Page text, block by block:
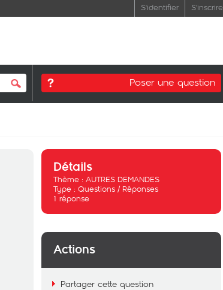
S'identifier S'inscrire
Poser une question
Détails
Thème : AUTRES DEMANDES
Type : Questions / Réponses
1 réponse
Actions
Partager cette question